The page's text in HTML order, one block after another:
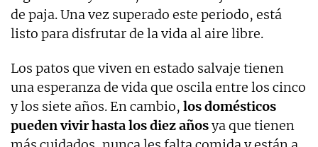
de paja. Una vez superado este periodo, está
listo para disfrutar de la vida al aire libre.
Los patos que viven en estado salvaje tienen
una esperanza de vida que oscila entre los cinco
y los siete años. En cambio, los domésticos
pueden vivir hasta los diez añosya que tienen